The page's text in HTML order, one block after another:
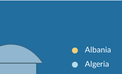
Albania
Algeria